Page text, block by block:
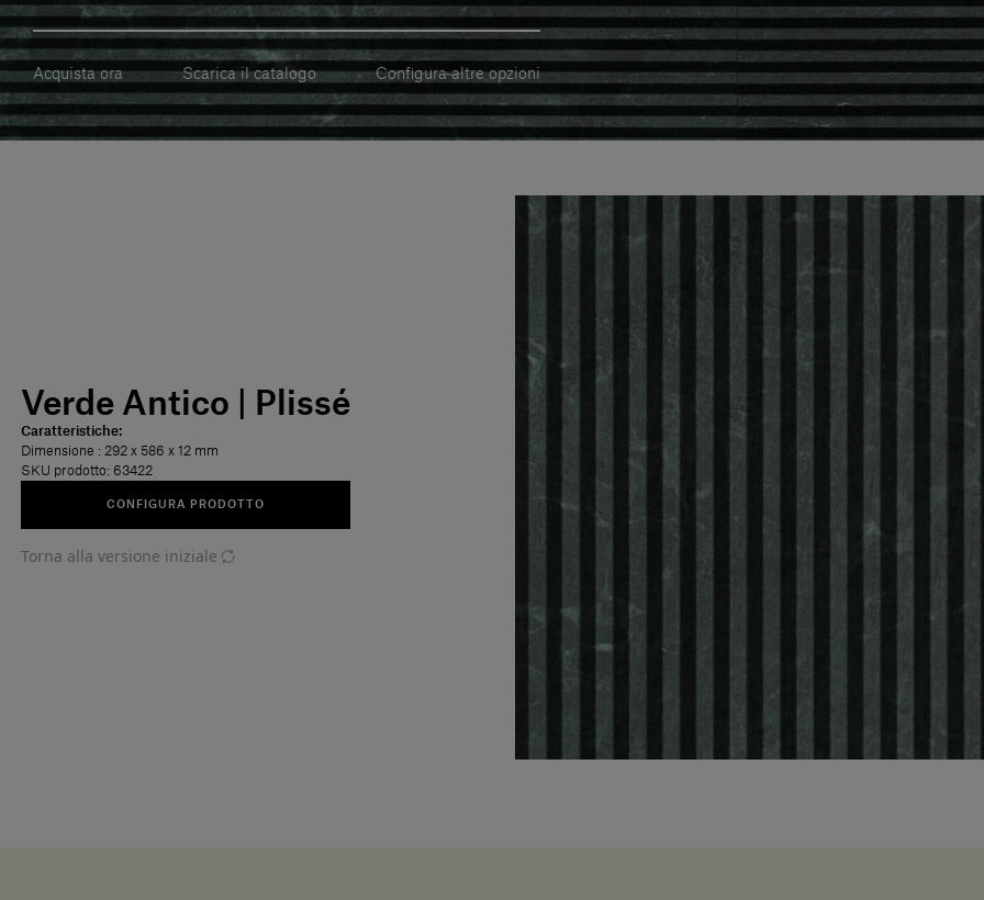
Acquista ora Scarica il catalogo Configura altre opzioni
Verde Antico | Plissé
CONFIGURA PRODOTTO
Caratteristiche:
Dimensione : 292 x 586 x 12 mm
SKU prodotto: 63422
Torna alla versione iniziale